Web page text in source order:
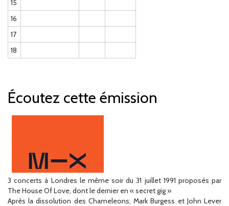
15
16
17
18
Écoutez cette émission
3 concerts à Londres le même soir du 31 juillet 1991 proposés par
The House Of Love, dont le dernier en « secret gig »
Après la dissolution des Chameleons, Mark Burgess et John Lever